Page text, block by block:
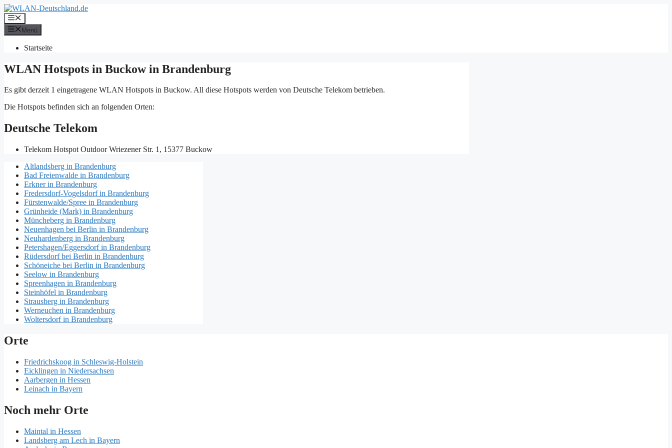
Zum
Inhalt
springen
Menü
Menü
Startseite
WLAN Hotspots in Buckow in Brandenburg
Es gibt derzeit 1 eingetragene WLAN Hotspots in Buckow. All diese Hotspots werden von Deutsche Telekom betrieben.
Die Hotspots befinden sich an folgenden Orten:
Deutsche Telekom
Telekom Hotspot OutdoorWriezener Str. 1, 15377 Buckow
Altlandsberg in Brandenburg
Bad Freienwalde in Brandenburg
Erkner in Brandenburg
Fredersdorf-Vogelsdorf in Brandenburg
Fürstenwalde/Spree in Brandenburg
Grünheide (Mark) in Brandenburg
Müncheberg in Brandenburg
Neuenhagen bei Berlin in Brandenburg
Neuhardenberg in Brandenburg
Petershagen/Eggersdorf in Brandenburg
Rüdersdorf bei Berlin in Brandenburg
Schöneiche bei Berlin in Brandenburg
Seelow in Brandenburg
Spreenhagen in Brandenburg
Steinhöfel in Brandenburg
Strausberg in Brandenburg
Werneuchen in Brandenburg
Woltersdorf in Brandenburg
Orte
Friedrichskoog in Schleswig-Holstein
Eicklingen in Niedersachsen
Aarbergen in Hessen
Leinach in Bayern
Noch mehr Orte
Maintal in Hessen
Landsberg am Lech in Bayern